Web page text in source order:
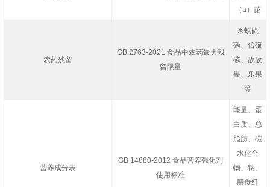
（a）芘
农药残留
GB 2763-2021 食品中农药最大残
留限量
杀螟硫
磷、倍硫
磷、敌敌
畏、乐果
等
营养成分表
GB 14880-2012 食品营养强化剂
使用标准
能量、蛋
白质、总
脂肪、碳
水化合
物、钠、
膳食纤